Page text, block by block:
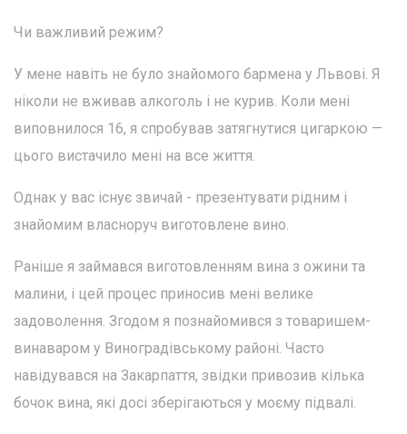
Чи важливий режим?
У мене навіть не було знайомого бармена у Львові. Я
ніколи не вживав алкоголь і не курив. Коли мені
виповнилося 16, я спробував затягнутися цигаркою —
цього вистачило мені на все життя.
Однак у вас існує звичай - презентувати рідним і
знайомим власноруч виготовлене вино.
Раніше я займався виготовленням вина з ожини та
малини, і цей процес приносив мені велике
задоволення. Згодом я познайомився з товаришем-
винаваром у Виноградівському районі. Часто
навідувався на Закарпаття, звідки привозив кілька
бочок вина, які досі зберігаються у моєму підвалі.